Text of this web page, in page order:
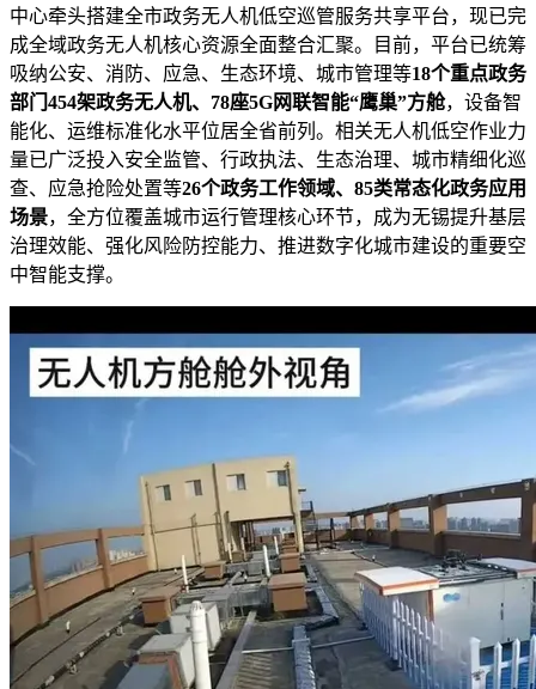
中心牵头搭建全市政务无人机低空巡管服务共享平台，现已完
成全域政务无人机核心资源全面整合汇聚。目前，平台已统筹
吸纳公安、消防、应急、生态环境、城市管理等18个重点政务
部门454架政务无人机、78座5G网联智能“鹰巢”方舱，设备智
能化、运维标准化水平位居全省前列。相关无人机低空作业力
量已广泛投入安全监管、行政执法、生态治理、城市精细化巡
查、应急抢险处置等26个政务工作领域、85类常态化政务应用
场景，全方位覆盖城市运行管理核心环节，成为无锡提升基层
治理效能、强化风险防控能力、推进数字化城市建设的重要空
中智能支撑。